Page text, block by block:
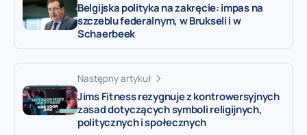
Belgijska polityka na zakręcie: impas na
szczeblu federalnym, w Brukseli i w
Schaerbeek
Następny artykuł
Jims Fitness rezygnuje z kontrowersyjnych
zasad dotyczących symboli religijnych,
politycznych i społecznych